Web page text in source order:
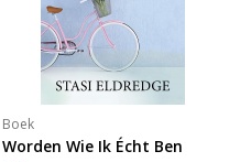
Boek
Worden Wie Ik Écht Ben